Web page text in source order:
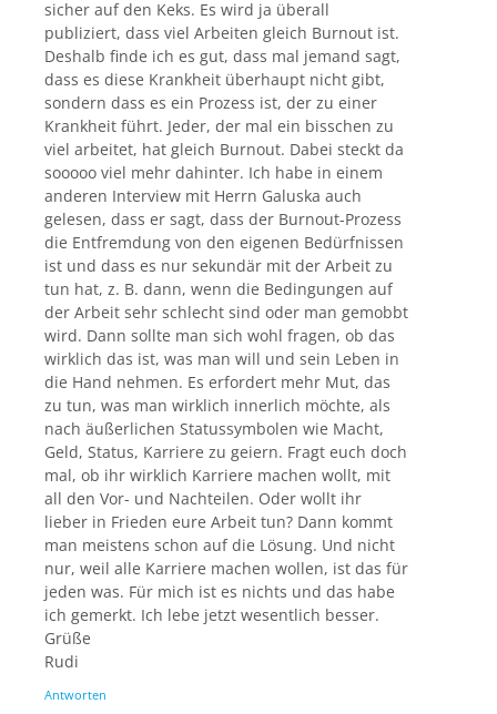
sicher auf den Keks. Es wird ja überall
publiziert, dass viel Arbeiten gleich Burnout ist.
Deshalb finde ich es gut, dass mal jemand sagt,
dass es diese Krankheit überhaupt nicht gibt,
sondern dass es ein Prozess ist, der zu einer
Krankheit führt. Jeder, der mal ein bisschen zu
viel arbeitet, hat gleich Burnout. Dabei steckt da
sooooo viel mehr dahinter. Ich habe in einem
anderen Interview mit Herrn Galuska auch
gelesen, dass er sagt, dass der Burnout-Prozess
die Entfremdung von den eigenen Bedürfnissen
ist und dass es nur sekundär mit der Arbeit zu
tun hat, z. B. dann, wenn die Bedingungen auf
der Arbeit sehr schlecht sind oder man gemobbt
wird. Dann sollte man sich wohl fragen, ob das
wirklich das ist, was man will und sein Leben in
die Hand nehmen. Es erfordert mehr Mut, das
zu tun, was man wirklich innerlich möchte, als
nach äußerlichen Statussymbolen wie Macht,
Geld, Status, Karriere zu geiern. Fragt euch doch
mal, ob ihr wirklich Karriere machen wollt, mit
all den Vor- und Nachteilen. Oder wollt ihr
lieber in Frieden eure Arbeit tun? Dann kommt
man meistens schon auf die Lösung. Und nicht
nur, weil alle Karriere machen wollen, ist das für
jeden was. Für mich ist es nichts und das habe
ich gemerkt. Ich lebe jetzt wesentlich besser.
Grüße
Rudi
Antworten